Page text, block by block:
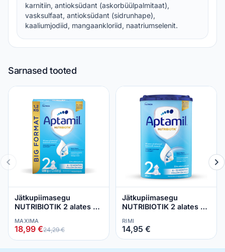
karnitiin, antioksüdant (askorbüülpalmitaat),
vasksulfaat, antioksüdant (sidrunhape),
kaaliumjodiid, mangaankloriid, naatriumselenit.
Sarnased tooted
Jätkupiimasegu
NUTRIBIOTIK 2 alates 6
MAXIMA
18,99 €24,29 €
Jätkupiimasegu
NUTRIBIOTIK 2 alates 6
RIMI
14,95 €